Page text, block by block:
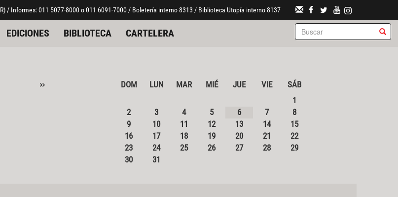
/ Informes: 011 5077-8000 o 011 6091-7000 / Boletería interno 8313 / Biblioteca Utopía interno 8137
EDICIONES BIBLIOTECA CARTELERA
» DOM LUN MAR MIÉ JUE VIE
SÁB
1
2
3 4 5 6 7
8
9
10 11 12 13 14
15
16
17 18 19 20 21
22
23
24 25 26 27 28
29
30
31